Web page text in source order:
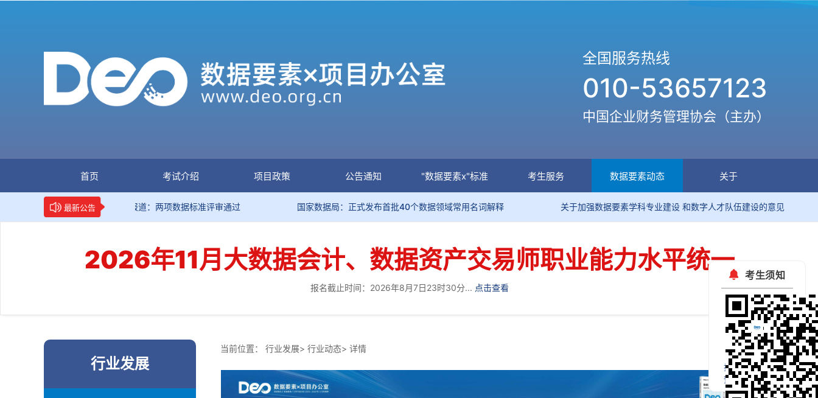
全国服务热线
010-53657123
中国企业财务管理协会（主办）
首页 考试介绍 项目政策 公告通知 "数据要素x"标准 考生服务 数据要素动态 关于
最新公告
新华网权威报道：两项数据标准评审通过 国家数据局：正式发布首批40个数据领域常用名词解释 关于加强数据要素学科专业建设 和数字人才队伍建设的意见
2026年11月大数据会计、数据资产交易师职业能力水平统一
报名截止时间：2026年8月7日23时30分... 点击查看
考生须知
扫码关注官方微信
预约考试公开课
行业发展
当前位置： 行业发展> 行业动态> 详情